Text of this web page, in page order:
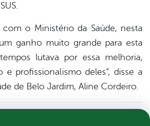
com o Ministério da Saúde, nesta
ganho muito grande para esta
lutava por essa melhoria,
e profissionalismo deles”, disse a
de Belo Jardim, Aline Cordeiro.